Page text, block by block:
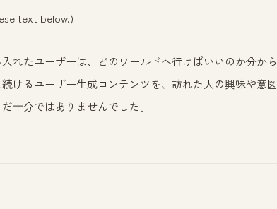
text below.)
れたユーザーは、どのワールドへ行けばいいのか分から
けるユーザー生成コンテンツを、訪れた人の興味や意図
十分ではありませんでした。